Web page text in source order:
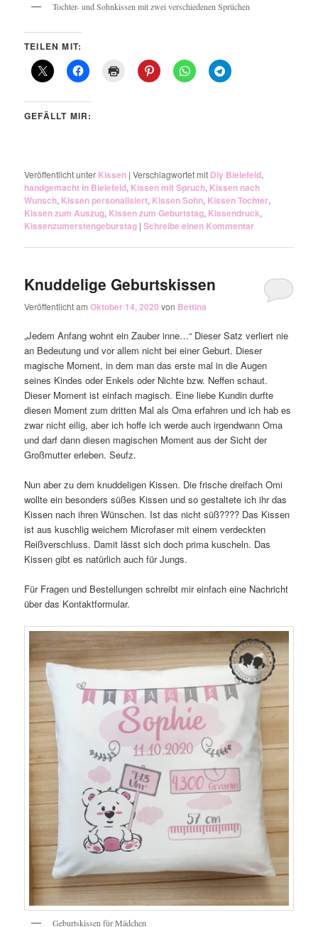
Tochter- und Sohnkissen mit zwei verschiedenen Sprüchen
TEILEN MIT:
GEFÄLLT MIR:
Veröffentlicht unter Kissen |Verschlagwortet mit Diy Bielefeld,
handgemacht in Bielefeld, Kissen mit Spruch, Kissen nach
Wunsch, Kissen personalisiert, Kissen Sohn, Kissen Tochter,
Kissen zum Auszug, Kissen zum Geburtstag, Kissendruck,
Kissenzumerstengeburstag |Schreibe einen Kommentar
Knuddelige Geburtskissen
Veröffentlicht amOktober 14, 2020 von Bettina
„Jedem Anfang wohnt ein Zauber inne…“ Dieser Satz verliert nie
an Bedeutung und vor allem nicht bei einer Geburt. Dieser
magische Moment, in dem man das erste mal in die Augen
seines Kindes oder Enkels oder Nichte bzw. Neffen schaut.
Dieser Moment ist einfach magisch. Eine liebe Kundin durfte
diesen Moment zum dritten Mal als Oma erfahren und ich hab es
zwar nicht eilig, aber ich hoffe ich werde auch irgendwann Oma
und darf dann diesen magischen Moment aus der Sicht der
Großmutter erleben. Seufz.
Nun aber zu dem knuddeligen Kissen. Die frische dreifach Omi
wollte ein besonders süßes Kissen und so gestaltete ich ihr das
Kissen nach ihren Wünschen. Ist das nicht süß???? Das Kissen
ist aus kuschlig weichem Microfaser mit einem verdeckten
Reißverschluss. Damit lässt sich doch prima kuscheln. Das
Kissen gibt es natürlich auch für Jungs.
Für Fragen und Bestellungen schreibt mir einfach eine Nachricht
über das Kontaktformular.
Geburtskissen für Mädchen